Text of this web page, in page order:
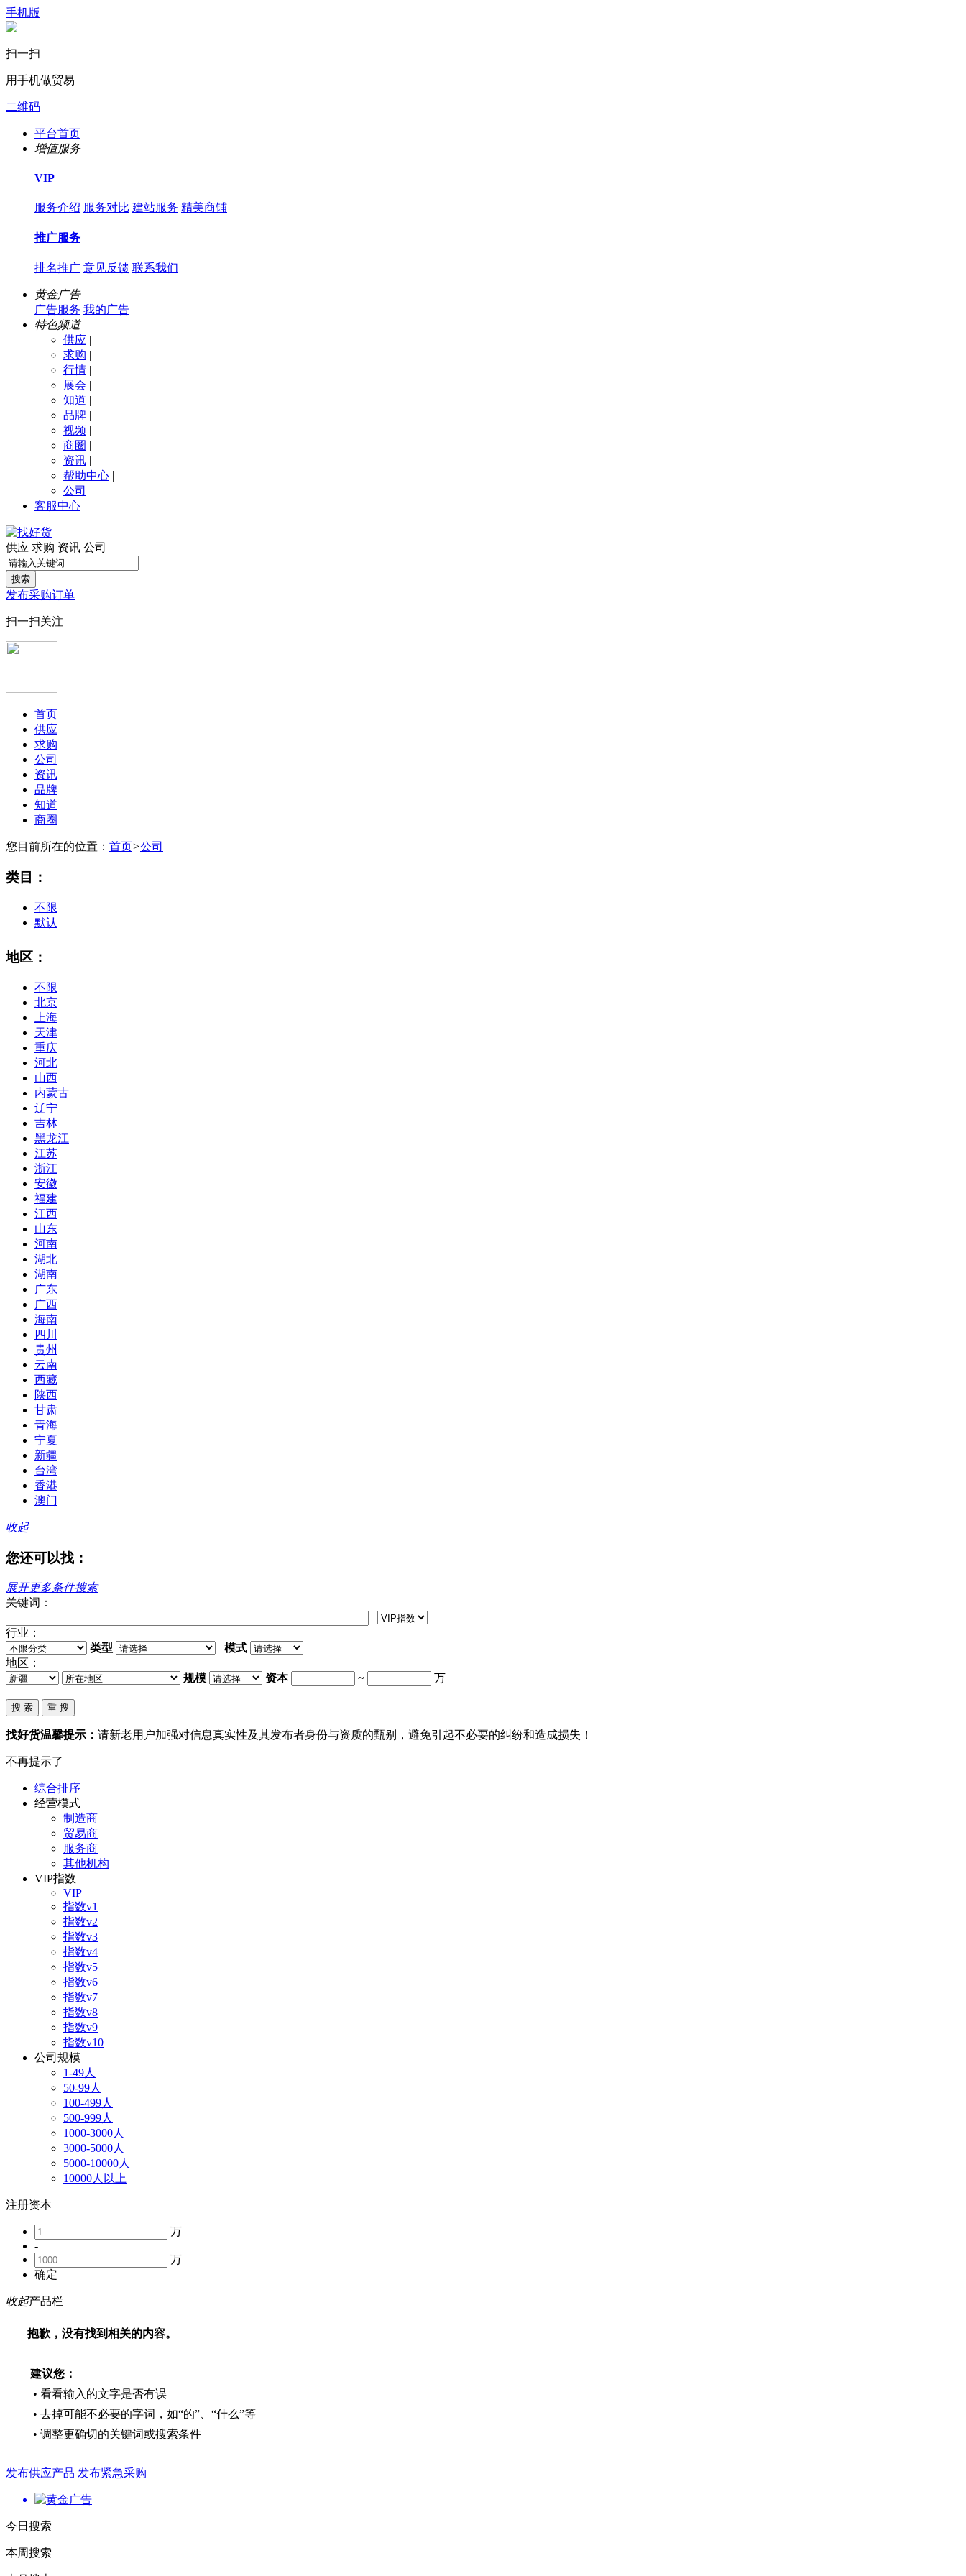
手机版
扫一扫
用手机做贸易
二维码
平台首页
增值服务
VIP
服务介绍 服务对比 建站服务 精美商铺
推广服务
排名推广 意见反馈 联系我们
黄金广告
广告服务 我的广告
特色频道
供应 |
求购 |
行情 |
展会 |
知道 |
品牌 |
视频 |
商圈 |
资讯 |
帮助中心 |
公司
客服中心
供应 求购 资讯 公司
搜索
发布采购订单
扫一扫关注
首页
供应
求购
公司
资讯
品牌
知道
商圈
您目前所在的位置： 首页>公司
类目：
不限
默认
地区：
不限
北京
上海
天津
重庆
河北
山西
内蒙古
辽宁
吉林
黑龙江
江苏
浙江
安徽
福建
江西
山东
河南
湖北
湖南
广东
广西
海南
四川
贵州
云南
西藏
陕西
甘肃
青海
宁夏
新疆
台湾
香港
澳门
收起
您还可以找：
展开更多条件搜索
关键词：
行业：
类型
模式
地区：
规模
资本 ~ 万
找好货温馨提示： 请新老用户加强对信息真实性及其发布者身份与资质的甄别，避免引起不必要的纠纷和造成损失！
不再提示了
综合排序
经营模式
制造商
贸易商
服务商
其他机构
VIP指数
VIP
指数v1
指数v2
指数v3
指数v4
指数v5
指数v6
指数v7
指数v8
指数v9
指数v10
公司规模
1-49人
50-99人
100-499人
500-999人
1000-3000人
3000-5000人
5000-10000人
10000人以上
注册资本
万
-
万
确定
收起产品栏
抱歉，没有找到相关的内容。
建议您：
• 看看输入的文字是否有误
• 去掉可能不必要的字词，如“的”、“什么”等
• 调整更确切的关键词或搜索条件
发布供应产品 发布紧急采购
今日搜索
本周搜索